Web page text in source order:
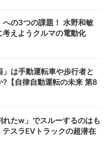
への3つの課題！ 水野和敏
えようクルマの電動化
」は手動運転車や歩行者と
?【自律自動運転の未来 第8
れたw」でスルーするのはも
スラEVトラックの超潜在